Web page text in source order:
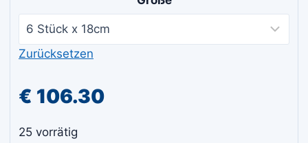
Zurücksetzen
€ 106.30
25 vorrätig